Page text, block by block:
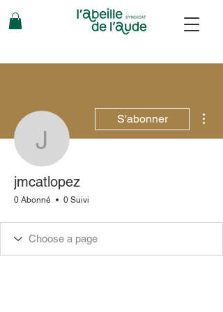
jmcatlopez
S'abonner
jmcatlopez
0 Abonné 0 Suivi